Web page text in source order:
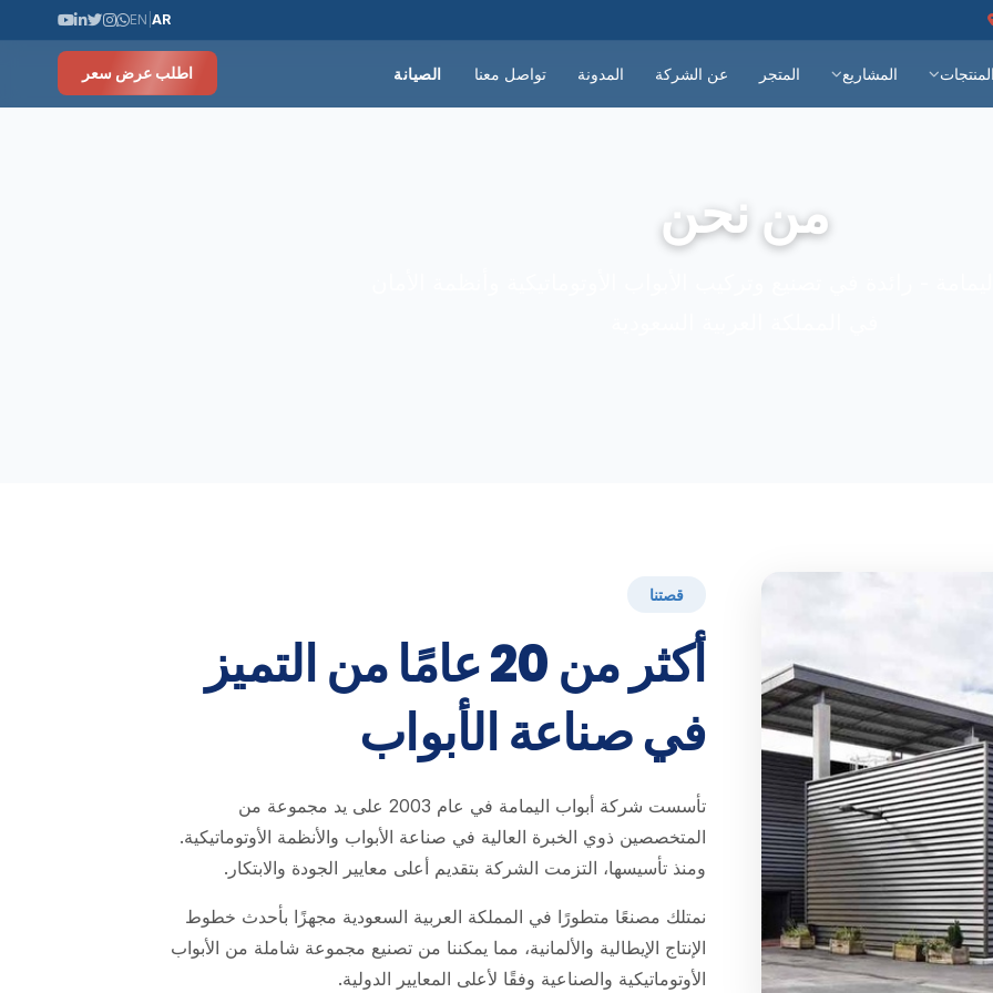
AR
EN
المنتجات المشاريع المتجر عن الشركة المدونة تواصل معنا الصيانة اطلب عرض سعر
من نحن
قصتنا
أكثر من 20 عامًا من التميز
في صناعة الأبواب
تأسست شركة أبواب اليمامة في عام 2003 على يد مجموعة من
المتخصصين ذوي الخبرة العالية في صناعة الأبواب والأنظمة الأوتوماتيكية.
ومنذ تأسيسها، التزمت الشركة بتقديم أعلى معايير الجودة والابتكار.
نمتلك مصنعًا متطورًا في المملكة العربية السعودية مجهزًا بأحدث خطوط
الإنتاج الإيطالية والألمانية، مما يمكننا من تصنيع مجموعة شاملة من الأبواب
الأوتوماتيكية والصناعية وفقًا لأعلى المعايير الدولية.